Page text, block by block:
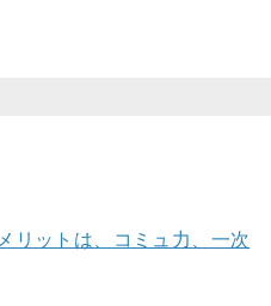
リットは、コミュ力、一次